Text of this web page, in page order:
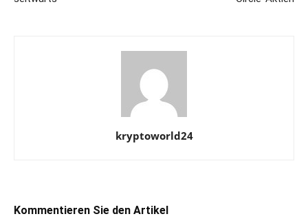
kryptoworld24
Kommentieren Sie den Artikel